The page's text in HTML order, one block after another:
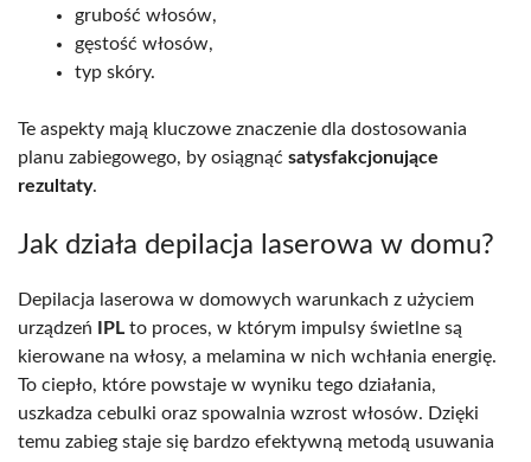
grubość włosów,
gęstość włosów,
typ skóry.
Te aspekty mają kluczowe znaczenie dla dostosowania
planu zabiegowego, by osiągnąć satysfakcjonujące
rezultaty.
Jak działa depilacja laserowa w domu?
Depilacja laserowa w domowych warunkach z użyciem
urządzeń
IPL to proces, w którym impulsy świetlne są
kierowane na włosy, a melamina w nich wchłania energię.
To ciepło, które powstaje w wyniku tego działania,
uszkadza cebulki oraz spowalnia wzrost włosów. Dzięki
temu zabieg staje się bardzo efektywną metodą usuwania